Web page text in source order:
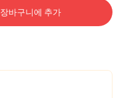
장바구니에 추가